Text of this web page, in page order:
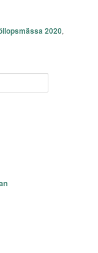
2020,